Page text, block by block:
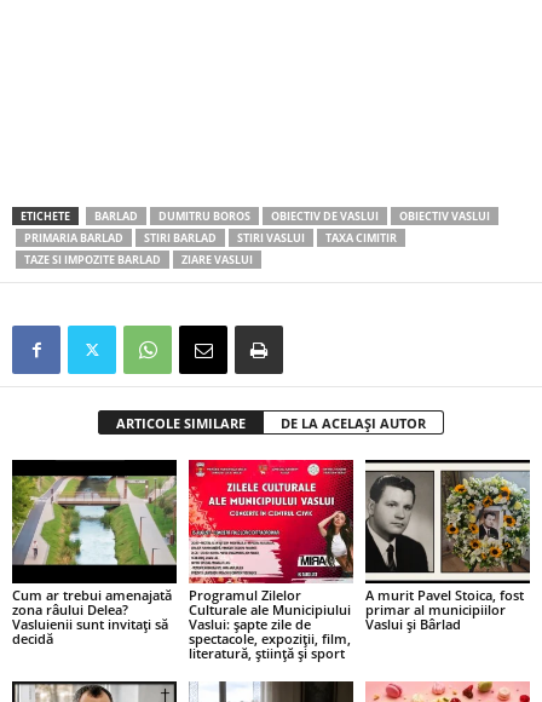
ETICHETE BARLAD DUMITRU BOROS OBIECTIV DE VASLUI
OBIECTIV VASLUI
PRIMARIA BARLAD
STIRI BARLAD STIRI VASLUI
TAXA CIMITIR
TAZE SI IMPOZITE BARLAD
ZIARE VASLUI
ARTICOLE SIMILARE DE LA ACELAȘI AUTOR
Cum ar trebui amenajată
zona râului Delea?
Vasluienii sunt invitați să
decidă
Programul Zilelor
Culturale ale Municipiului
Vaslui: șapte zile de
spectacole, expoziții, film,
literatură, știință și sport
A murit Pavel Stoica, fost
primar al municipiilor
Vaslui și Bârlad